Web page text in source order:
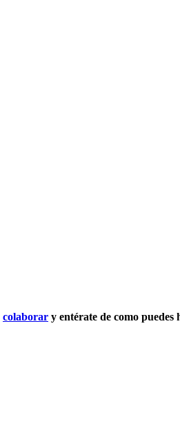
colaborar y entérate de como puedes